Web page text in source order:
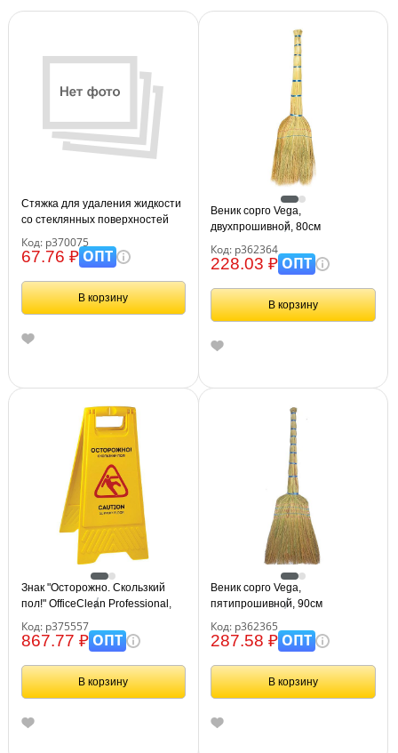
Стяжка для удаления жидкости
со стеклянных поверхностей
пластик.
Код: р370075
67.76 ₽ОПТ
В корзину
Веник сорго Vega,
двухпрошивной, 80см
Код: р362364
228.03 ₽ОПТ
В корзину
Знак "Осторожно. Скользкий
пол!" OfficeClean Professional,
языках
Код: р375557
867.77 ₽ОПТ
В корзину
Веник сорго Vega,
пятипрошивной, 90см
Код: р362365
287.58 ₽ОПТ
В корзину